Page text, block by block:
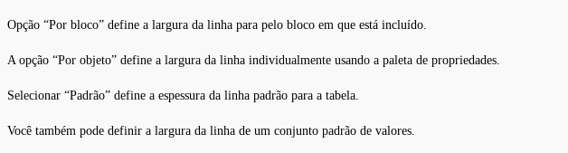
Opção “Por bloco” define a largura da linha para pelo bloco em que está incluído.
A opção “Por objeto” define a largura da linha individualmente usando a paleta de propriedades.
Selecionar “Padrão” define a espessura da linha padrão para a tabela.
Você também pode definir a largura da linha de um conjunto padrão de valores.